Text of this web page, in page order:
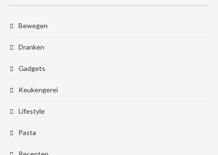
Bewegen
Dranken
Gadgets
Keukengerei
Lifestyle
Pasta